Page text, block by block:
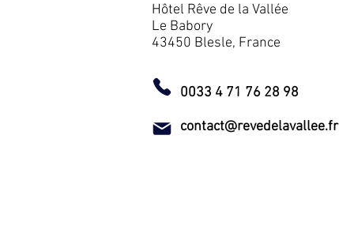
Hôtel Rêve de la Vallée
Le Babory
43450 Blesle, France
0033 4 71 76 28 98
contact@revedelavallee.fr